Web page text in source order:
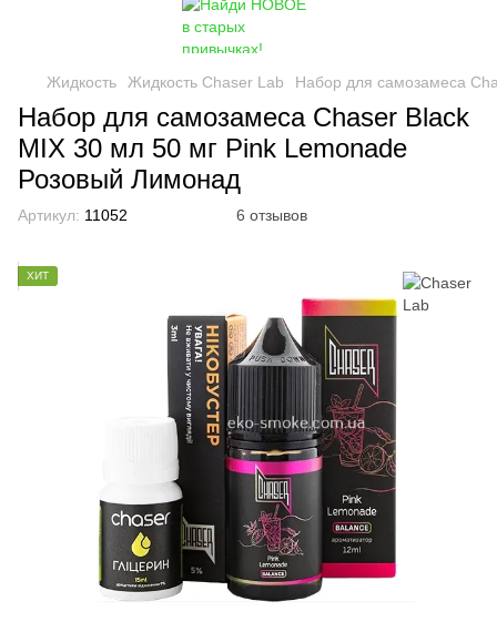
Жидкость Жидкость Chaser Lab Набор для самозамеса
Набор для самозамеса Chaser Black
MIX 30 мл 50 мг Pink Lemonade
Розовый Лимонад
Артикул: 11052 6 отзывов
ХИТ